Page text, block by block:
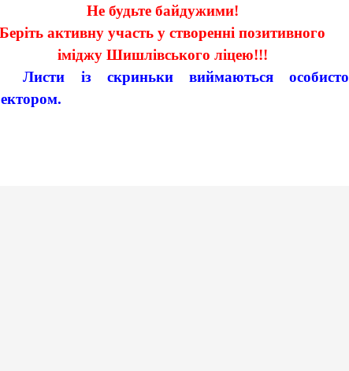
Не будьте байдужими!
Беріть активну участь у створенні позитивного
іміджу Шишлівського ліцею!!!
Листи із скриньки виймаються особисто